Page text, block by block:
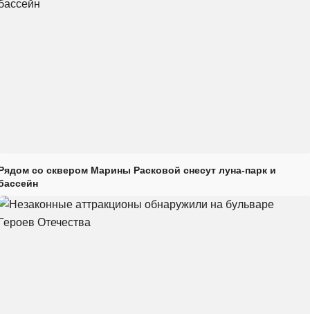
со сквером Марины Расковой снесут луна-парк и